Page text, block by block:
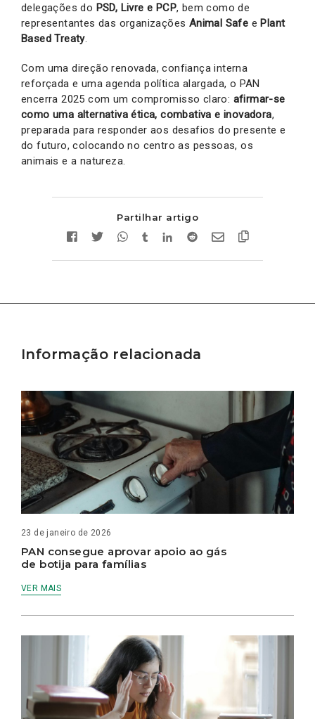
delegações do PSD, Livre e PCP, bem como de
representantes das organizações Animal Safe e Plant
Based Treaty.
Com uma direção renovada, confiança interna
reforçada e uma agenda política alargada, o PAN
encerra 2025 com um compromisso claro: afirmar-se
como uma alternativa ética, combativa e inovadora,
preparada para responder aos desafios do presente e
do futuro, colocando no centro as pessoas, os
animais e a natureza.
Partilhar artigo
Informação relacionada
23 de janeiro de 2026
PAN consegue aprovar apoio ao gás
de botija para famílias
VER MAIS